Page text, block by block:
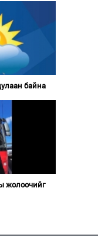
байна
жолоочийг